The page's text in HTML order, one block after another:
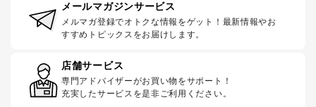
メールマガジンサービス
メルマガ登録でオトクな情報をゲット！最新情報やお
すすめトピックスをお届けします。
店舗サービス
専門アドバイザーがお買い物をサポート！
充実したサービスを是非ご利用ください。